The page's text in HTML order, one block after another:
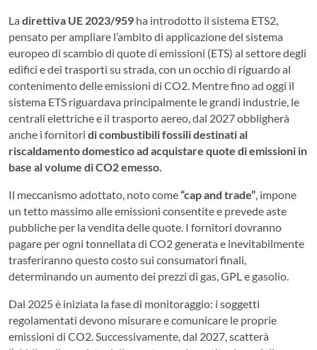
La direttiva UE 2023/959 ha introdotto il sistema ETS2,
pensato per ampliare l’ambito di applicazione del sistema
europeo di scambio di quote di emissioni (ETS) al settore degli
edifici e dei trasporti su strada, con un occhio di riguardo al
contenimento delle emissioni di CO2. Mentre fino ad oggi il
sistema ETS riguardava principalmente le grandi industrie, le
centrali elettriche e il trasporto aereo, dal 2027 obbligherà
anche i fornitori di combustibili fossili destinati al
riscaldamento domestico ad acquistare quote di emissioni in
base al volume di CO2 emesso.
Il meccanismo adottato, noto come“cap and trade” , impone
un tetto massimo alle emissioni consentite e prevede aste
pubbliche per la vendita delle quote. I fornitori dovranno
pagare per ogni tonnellata di CO2 generata e inevitabilmente
trasferiranno questo costo sui consumatori finali,
determinando un aumento dei prezzi di gas, GPL e gasolio.
Dal 2025 è iniziata la fase di monitoraggio: i soggetti
regolamentati devono misurare e comunicare le proprie
emissioni di CO2. Successivamente, dal 2027, scatterà